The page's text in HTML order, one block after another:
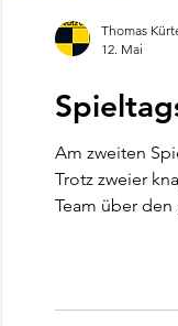
Am zweiten
Trotz zweier
Team über
Thomas
12. Mai